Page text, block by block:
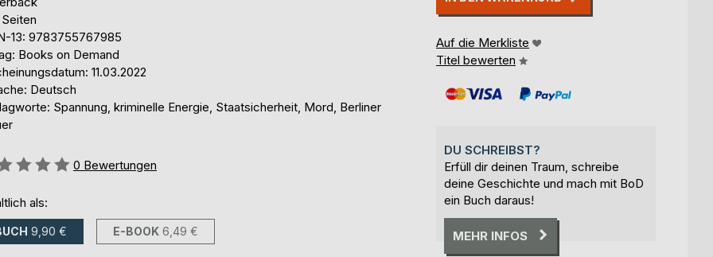
13: 9783755767985
Books on Demand
11.03.2022
Deutsch
Spannung, kriminelle Energie, Staatsicherheit, Mord, Berliner
0 Bewertungen
als:
9,90 € E-BOOK 6,49 €
Auf die Merkliste
Titel bewerten
DU SCHREIBST?
Erfüll dir deinen Traum, schreibe
deine Geschichte und mach mit BoD
ein Buch daraus!
MEHR INFOS